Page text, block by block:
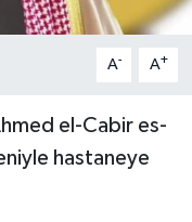
A- A+
el-Cabir es-
hastaneye